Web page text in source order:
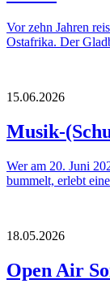
Vor zehn Jahren
Ostafrika. Der
15.06.2026
Musik-
Wer am 20. Juni
bummelt, erlebt
18.05.2026
Open Air